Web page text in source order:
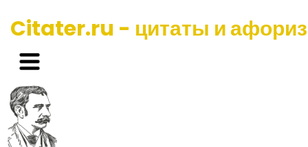
Citater.ru - цитаты и